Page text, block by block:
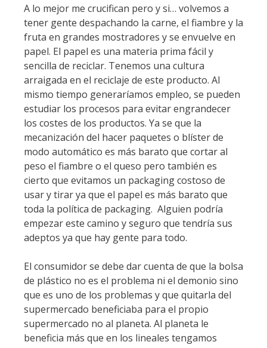
A lo mejor me crucifican pero y si… volvemos a
tener gente despachando la carne, el fiambre y la
fruta en grandes mostradores y se envuelve en
papel. El papel es una materia prima fácil y
sencilla de reciclar. Tenemos una cultura
arraigada en el reciclaje de este producto. Al
mismo tiempo generaríamos empleo, se pueden
estudiar los procesos para evitar engrandecer
los costes de los productos. Ya se que la
mecanización del hacer paquetes o blíster de
modo automático es más barato que cortar al
peso el fiambre o el queso pero también es
cierto que evitamos un packaging costoso de
usar y tirar ya que el papel es más barato que
toda la política de packaging. Alguien podría
empezar este camino y seguro que tendría sus
adeptos ya que hay gente para todo.
El consumidor se debe dar cuenta de que la bolsa
de plástico no es el problema ni el demonio sino
que es uno de los problemas y que quitarla del
supermercado beneficiaba para el propio
supermercado no al planeta. Al planeta le
beneficia más que en los lineales tengamos